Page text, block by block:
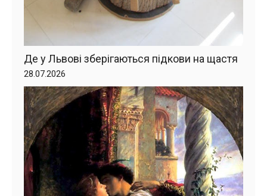
Де у Львові зберігаються підкови на щастя
28.07.2026